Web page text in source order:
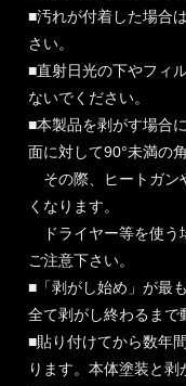
■汚れが付着した場合
さい。
■直射日光の下やフィ
ないでください。
■本製品を剥がす場合
面に対して90°未満の
その際、ヒートガン
くなります。
ドライヤー等を使う
ご注意下さい。
■「剥がし始め」が最
全て剥がし終わるまで
■貼り付けてから数年
ります。本体塗装と